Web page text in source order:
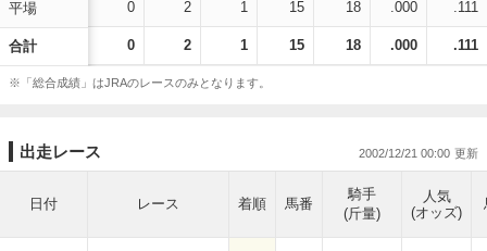
平場
合計
0 2 1 15 18 .000 .111
0 2 1 15 18 .000 .111
※「総合成績」はJRAのレースのみとなります。
出走レース 2002/12/21 00:00
日付 レース 着順 馬番
騎手
(斤量)
人気
(オッズ)